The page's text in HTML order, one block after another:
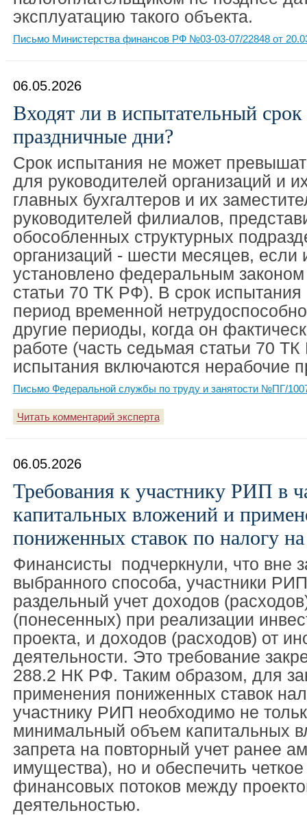
эксплуатацию такого объекта.
Письмо Министерства финансов РФ №03-03-07/22848 от
06.05.2026
Входят ли в испытательный срок
праздничные дни?
Срок испытания не может
для руководителей организаций и
главных бухгалтеров и их
руководителей филиалов,
обособленных структурных
организаций - шести месяцев, если
установлено федеральным законом
статьи 70 ТК РФ). В срок испытания
период временной
другие периоды, когда он
работе (часть седьмая статьи 70
испытания включаются нерабочие
Письмо Федеральной службы по труду и занятости №ПГ/
Читать комментарий эксперта
06.05.2026
Требования к участнику РИП в
капитальных вложений и
пониженных ставок по налогу
Финансисты подчеркнули, что вне
выбранного способа, участники
раздельный учет доходов
(понесенных) при реализации
проекта, и доходов (расходов) от
деятельности. Это требование
288.2 НК РФ. Таким образом, для
применения пониженных ставок
участнику РИП необходимо не
минимальный объем капитальных
запрета на повторный учет ранее
имущества), но и обеспечить
финансовых потоков между
деятельностью.